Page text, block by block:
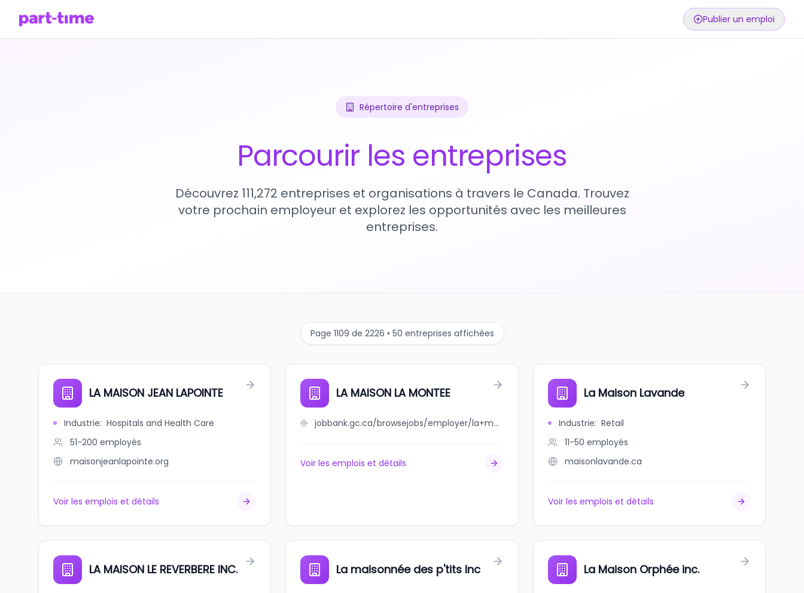
Publier un emploi
Répertoire d'entreprises
Parcourir les entreprises
Découvrez 111,272 entreprises et organisations à travers le Canada. Trouvez
votre prochain employeur et explorez les opportunités avec les meilleures
entreprises.
Page 1109 de 2226 • 50 entreprises affichées
LA MAISON JEAN LAPOINTE
Industrie: Hospitals and Health Care
51-200 employés
maisonjeanlapointe.org
Voir les emplois et détails
LA MAISON LA MONTEE
jobbank.gc.ca/browsejobs/employer/la+maison+la+montee/ca
Voir les emplois et détails
La Maison Lavande
Industrie: Retail
11-50 employés
maisonlavande.ca
Voir les emplois et détails
LA MAISON LE REVERBERE INC. La maisonnée des p'tits Inc La Maison Orphée inc.